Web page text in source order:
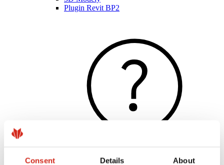
Consent Details About
Plugin Revit BP2